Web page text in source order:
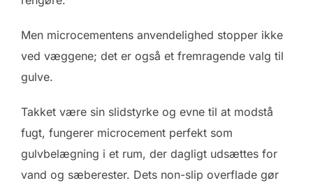
Men microcementens anvendelighed stopper ikke
ved væggene; det er også et fremragende valg til
gulve.
Takket være sin slidstyrke og evne til at modstå
fugt, fungerer microcement perfekt som
gulvbelægning i et rum, der dagligt udsættes for
vand og sæberester. Dets non-slip overflade gør